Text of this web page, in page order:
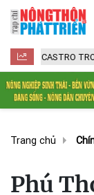
TRONG TRÁI
Trang chủ
Phú